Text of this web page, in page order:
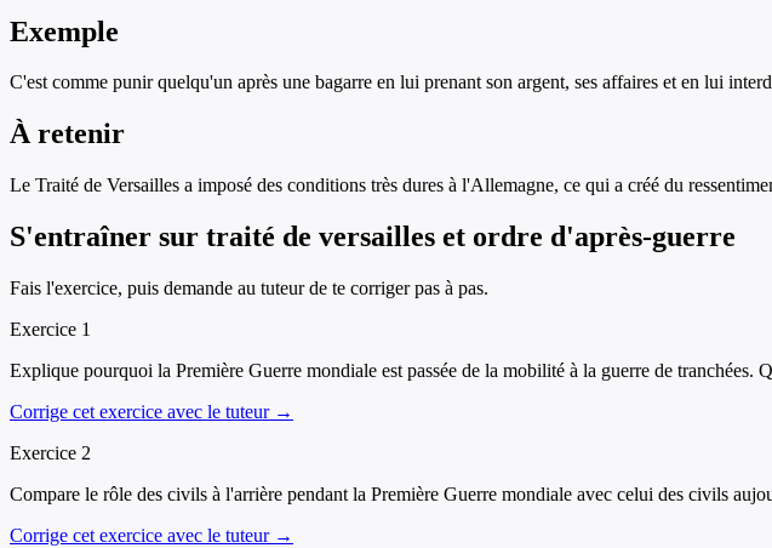
Exemple
C'est comme punir quelqu'un après une bagarre en lui prenant son argent, ses affaires et en lui
À retenir
Le Traité de Versailles a imposé des conditions très dures à l'Allemagne, ce qui a créé du
S'entraîner sur traité de versailles et ordre d'après-guerre
Fais l'exercice, puis demande au tuteur de te corriger pas à pas.
Exercice 1
Explique pourquoi la Première Guerre mondiale est passée de la mobilité à la guerre de tranchées.
Corrige cet exercice avec le tuteur →
Exercice 2
Compare le rôle des civils à l'arrière pendant la Première Guerre mondiale avec celui des civils
Corrige cet exercice avec le tuteur →